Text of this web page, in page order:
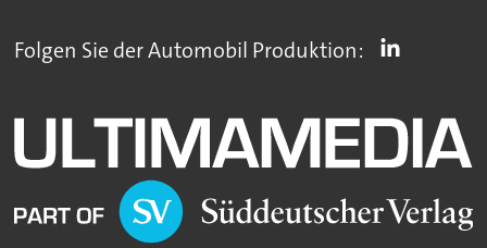
Folgen Sie der Automobil Produktion: